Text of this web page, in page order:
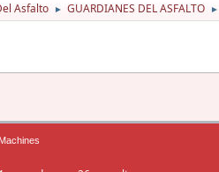
Asfalto ► GUARDIANES DEL ASFALTO ►